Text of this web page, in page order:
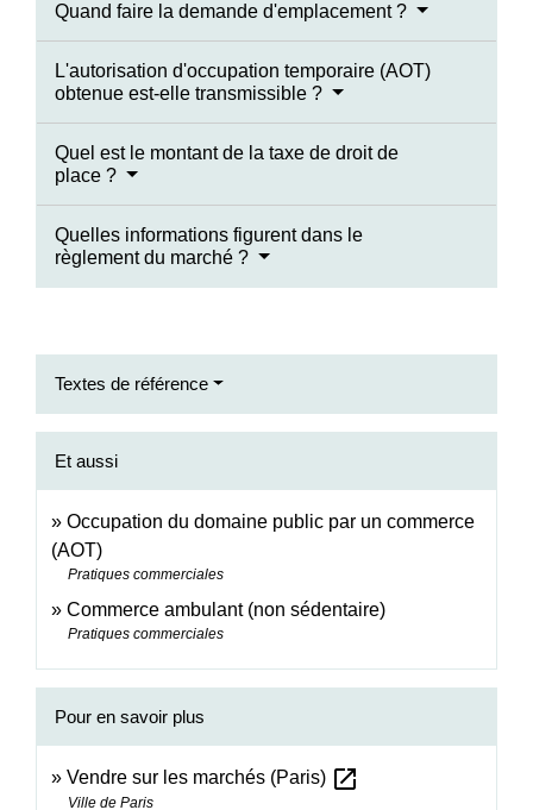
Quand faire la demande d'emplacement ?
L'autorisation d'occupation temporaire (AOT)
obtenue est-elle transmissible ?
Quel est le montant de la taxe de droit de
place ?
Quelles informations figurent dans le
règlement du marché ?
Textes de référence
Et aussi
Occupation du domaine public par un commerce
(AOT)
Pratiques commerciales
Commerce ambulant (non sédentaire)
Pratiques commerciales
Pour en savoir plus
Vendre sur les marchés (Paris) open_in_new
Ville de Paris